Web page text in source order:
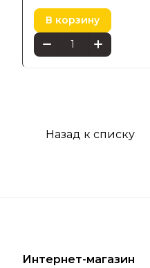
В корзину
Назад к списку
Интернет-магазин